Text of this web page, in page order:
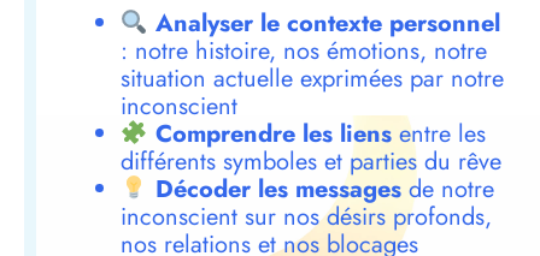
Analyser le contexte personnel
: notre histoire, nos émotions, notre
situation actuelle exprimées par notre
inconscient
Comprendre les liensentre les
différents symboles et parties du rêve
Décoder les messagesde notre
inconscient sur nos désirs profonds,
nos relations et nos blocages